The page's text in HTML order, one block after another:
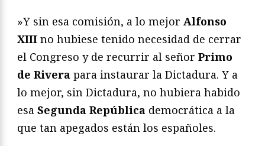
»Y sin esa comisión, a lo mejor Alfonso
XIII no hubiese tenido necesidad de cerrar
el Congreso y de recurrir al señor Primo
de Rivera para instaurar la Dictadura. Y a
lo mejor, sin Dictadura, no hubiera habido
esa Segunda República democrática a la
que tan apegados están los españoles.